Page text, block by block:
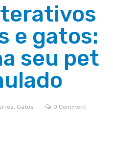
e gatos:
seu pet
Gatos 0 Comment